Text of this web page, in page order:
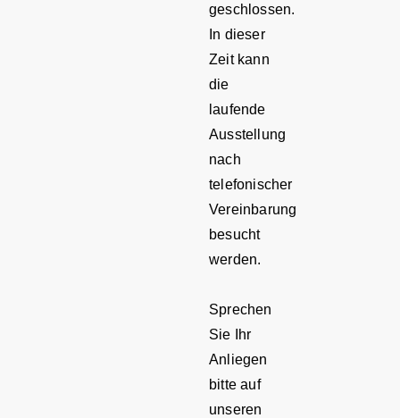
geschlossen.
In dieser
Zeit kann
die
laufende
Ausstellung
nach
telefonischer
Vereinbarung
besucht
werden.
Sprechen
Sie Ihr
Anliegen
bitte auf
unseren